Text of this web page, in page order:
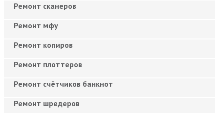
Ремонт сканеров
Ремонт мфу
Ремонт копиров
Ремонт плоттеров
Ремонт счётчиков банкнот
Ремонт шредеров